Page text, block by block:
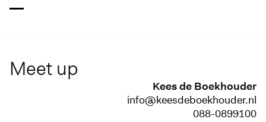
Meet up
Kees de Boekhouder
info@keesdeboekhouder.nl
088-0899100